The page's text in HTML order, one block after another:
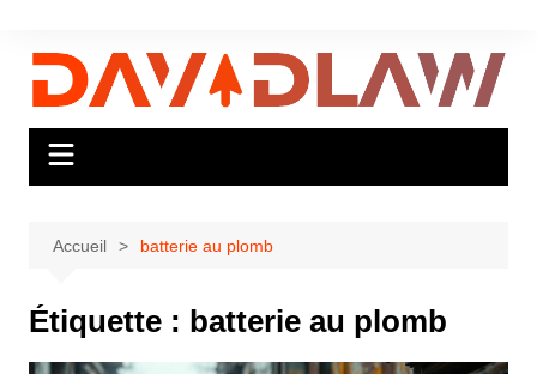
contenu
Accueil batterie au plomb
Étiquette : batterie au plomb